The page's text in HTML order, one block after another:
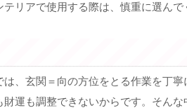
リアで使用する際は、慎重に選んで
、玄関＝向の方位をとる作業を丁
財運も調整できないからです。そん